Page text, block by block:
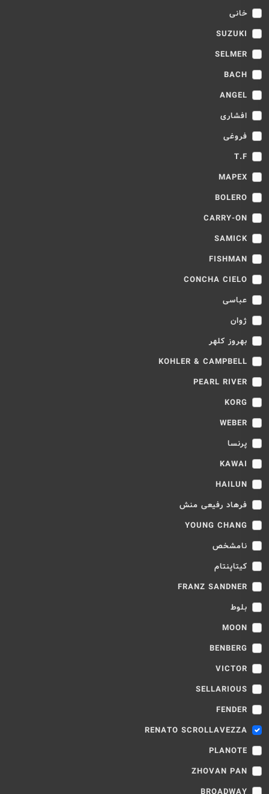
خانی
SUZUKI
SELMER
BACH
ANGEL
افشاری
فروغی
T.F
MAPEX
BOLERO
CARRY-ON
SAMICK
FISHMAN
CONCHA CIELO
عباسی
ژوان
بهروز کلهر
KOHLER & CAMPBELL
PEARL RIVER
KORG
WEBER
پرنسا
KAWAI
HAILUN
فرهاد رفیعی منش
YOUNG CHANG
نامشخص
کیتاپنتام
FRANZ SANDNER
بلوط
MOON
BENBERG
VICTOR
SELLARIOUS
FENDER
RENATO SCROLLAVEZZA
PLANOTE
ZHOVAN PAN